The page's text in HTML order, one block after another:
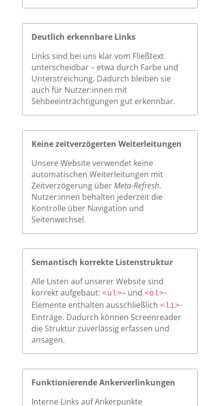
Deutlich erkennbare Links
Links sind bei uns klar vom Fließtext
unterscheidbar – etwa durch Farbe und
Unterstreichung. Dadurch bleiben sie
auch für Nutzer:innen mit
Sehbeeinträchtigungen gut erkennbar.
Keine zeitverzögerten Weiterleitungen
Unsere Website verwendet keine
automatischen Weiterleitungen mit
Zeitverzögerung überMeta-Refresh.
Nutzer:innen behalten jederzeit die
Kontrolle über Navigation und
Seitenwechsel.
Semantisch korrekte Listenstruktur
Alle Listen auf unserer Website sind
korrekt aufgebaut: <ul>– und <ol>-
Elemente enthalten ausschließlich <li>-
Einträge. Dadurch können Screenreader
die Struktur zuverlässig erfassen und
ansagen.
Funktionierende Ankerverlinkungen
Interne Links auf Ankerpunkte